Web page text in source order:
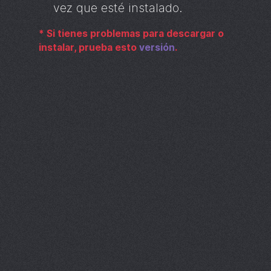
vez que esté instalado.
* Si tienes problemas para descargar o
instalar, prueba esto versión.